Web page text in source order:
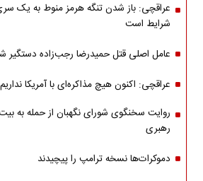
عراقچی: باز شدن تنگه هرمز منوط به یک
شرایط است
عامل اصلی قتل حمیدرضا رجب‌زاده دستگیر
عراقچی: اکنون هیچ مذاکره‌ای با آمریکا نداریم
روایت سخنگوی شورای نگهبان از حمله به
رهبری
دموکرات‌ها نسخه ترامپ را پیچیدند